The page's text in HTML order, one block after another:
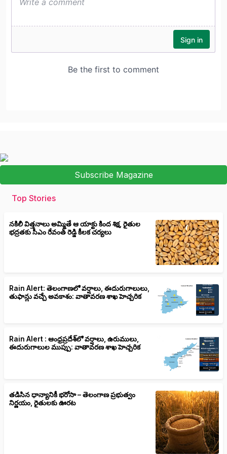
Subscribe Magazine
Top Stories
నకిలీ విత్తనాలు అమ్మితే ఆ యాక్టు కింద శిక్ష, రైతుల
భద్రతకు సీఎం రేవంత్ రెడ్డి కీలక చర్యలు
Rain Alert: తెలంగాణలో వర్షాలు, ఈదురుగాలులు,
తుఫాన్లు వచ్చే అవకాశం: వాతావరణ శాఖ హెచ్చరిక
Rain Alert : ఆంధ్రప్రదేశ్‌లో వర్షాలు, ఉరుములు,
ఈదురుగాలుల ముప్పు: వాతావరణ శాఖ హెచ్చరిక
తడిసిన ధాన్యానికీ భరోసా – తెలంగాణ ప్రభుత్వం
నిర్ణయం, రైతులకు ఊరట